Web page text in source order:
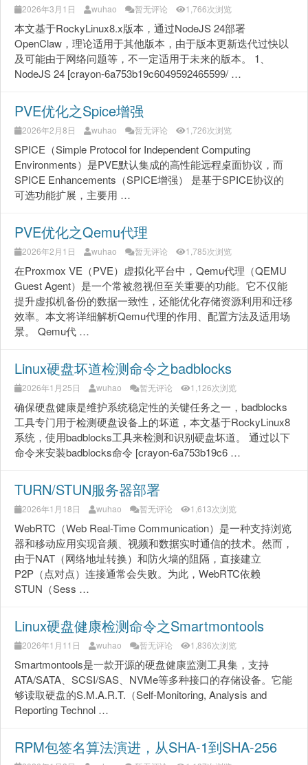
2026年3月1日 wuhao 暂无评论 1,766次浏览
本文基于RockyLinux8.x版本，通过NodeJS 24部署
OpenClaw，理论适用于其他版本，由于版本更新迭代过快以
及可能由于网络问题等，不一定适用于未来的版本。 1、
NodeJS 24 [crayon-6a753b19c6049592465599/ …
PVE优化之Spice增强
2026年2月8日 wuhao 暂无评论 1,726次浏览
SPICE（Simple Protocol for Independent Computing
Environments）是PVE默认集成的高性能远程桌面协议，而
SPICE Enhancements（SPICE增强） 是基于SPICE协议的
可选功能扩展，主要用 …
PVE优化之Qemu代理
2026年2月1日 wuhao 暂无评论 1,785次浏览
在Proxmox VE（PVE）虚拟化平台中，Qemu代理（QEMU
Guest Agent）是一个常被忽视但至关重要的功能。它不仅能
提升虚拟机备份的数据一致性，还能优化存储资源利用和迁移
效率。本文将详细解析Qemu代理的作用、配置方法及适用场
景。 Qemu代 …
Linux硬盘坏道检测命令之badblocks
2026年1月25日 wuhao 暂无评论 1,126次浏览
确保硬盘健康是维护系统稳定性的关键任务之一，badblocks
工具专门用于检测硬盘设备上的坏道，本文基于RockyLinux8
系统，使用badblocks工具来检测和识别硬盘坏道。 通过以下
命令来安装badblocks命令 [crayon-6a753b19c6 …
TURN/STUN服务器部署
2026年1月18日 wuhao 暂无评论 1,613次浏览
WebRTC（Web Real-Time Communication）是一种支持浏览
器和移动应用实现音频、视频和数据实时通信的技术。然而，
由于NAT（网络地址转换）和防火墙的阻隔，直接建立
P2P（点对点）连接通常会失败。为此，WebRTC依赖
STUN（Sess …
Linux硬盘健康检测命令之Smartmontools
2026年1月11日 wuhao 暂无评论 1,836次浏览
Smartmontools是一款开源的硬盘健康监测工具集，支持
ATA/SATA、SCSI/SAS、NVMe等多种接口的存储设备。它能
够读取硬盘的S.M.A.R.T.（Self-Monitoring, Analysis and
Reporting Technol …
RPM包签名算法演进，从SHA-1到SHA-256